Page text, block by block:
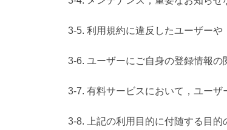
3-5. 利用規約に違反したユーザー
3-6. ユーザーにご自身の登録情報
3-7. 有料サービスにおいて，ユー
3-8. 上記の利用目的に付随する目的